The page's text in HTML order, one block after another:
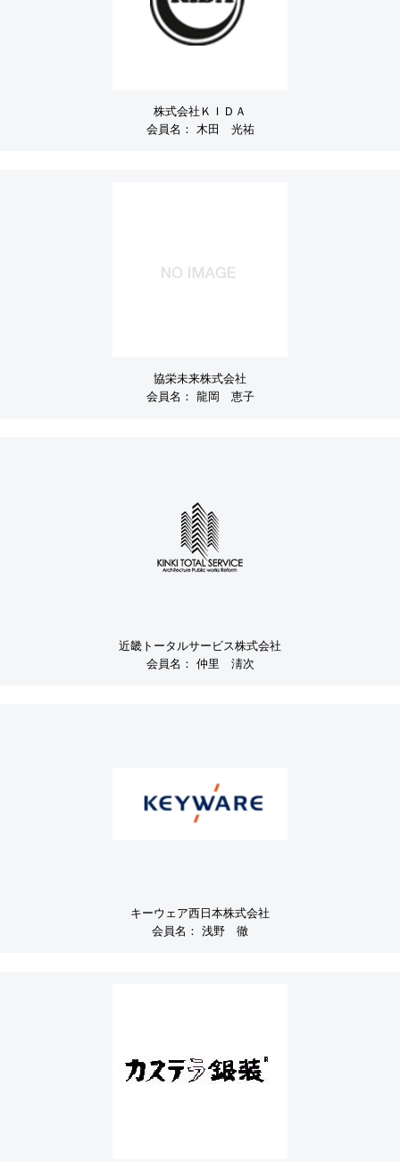
株式会社ＫＩＤＡ
会員名：
木田 光祐
協栄未来株式会社
会員名： 龍岡 恵子
近畿トータルサービス株式会社
会員名： 仲里 淸次
キーウェア西日本株式会社
会員名： 浅野 徹